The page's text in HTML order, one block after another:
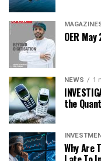
OER
NEWS 1
the
Why Are